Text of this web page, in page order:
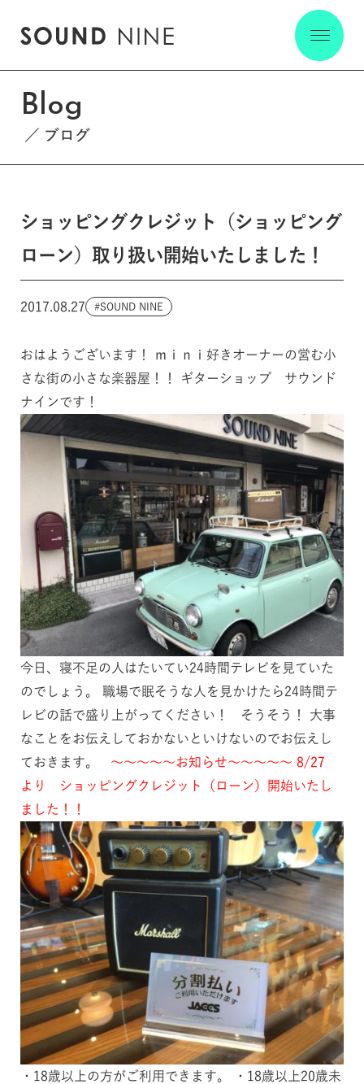
Blog
ブログ
ショッピングクレジット（ショッピング
ローン）取り扱い開始いたしました！
2017.08.27 SOUND NINE
おはようございます！ ｍｉｎｉ好きオーナーの営む小
さな街の小さな楽器屋！！ ギターショップ サウンド
ナインです！
今日、寝不足の人はたいてい24時間テレビを見ていた
のでしょう。 職場で眠そうな人を見かけたら24時間テ
レビの話で盛り上がってください！ そうそう！ 大事
なことをお伝えしておかないといけないのでお伝えし
ておきます。 ～～～～～お知らせ～～～～～ 8/27
より ショッピングクレジット（ローン）開始いたし
ました！！
・18歳以上の方がご利用できます。 ・18歳以上20歳未